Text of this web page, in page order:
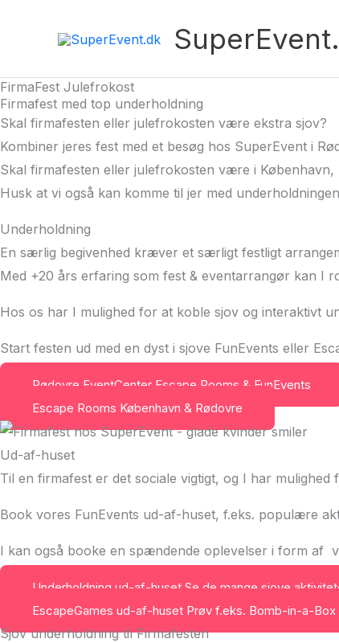
FirmaFest Julefrokost
Firmafest med top underholdning
Skal firmafesten eller julefrokosten være ekstra sjov?
Kombiner jeres fest med et besøg hos SuperEvent i
Skal firmafesten eller julefrokosten være i
Husk at vi også kan komme til jer med
Underholdning
En særlig begivenhed kræver et særligt festligt
Med +20 års erfaring som fest & eventarrangør kan I
Hos os har I mulighed for at koble sjov og interaktivt
Start festen ud med en dyst i sjove FunEvents eller
Rødovre EventCenter Escape Rooms & FunEvents
Escape Rooms København & Rødovre
Ud-af-huset
Til en firmafest er det sociale vigtigt, og I har
Book vores FunEvents ud-af-huset, f.eks. populære
I kan også booke en spændende oplevelser i form af
Underholdning ud-af-huset Se de mange sjove
EscapeGames ud-af-huset Prøv f.eks. Bomb-in-a-Box
Sjov underholdning til Firmafesten